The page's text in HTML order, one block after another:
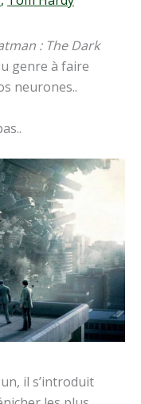
: The Dark
genre à faire
neurones..
il s’introduit